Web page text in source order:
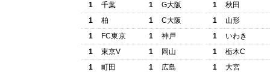
1
千葉 1
G大阪
1
柏 1
C大阪
1
FC東京 1
神戸
1
東京V 1
岡山
1
町田 1
広島
1
秋田
1
山形
1
いわき
1
栃木C
1
大宮